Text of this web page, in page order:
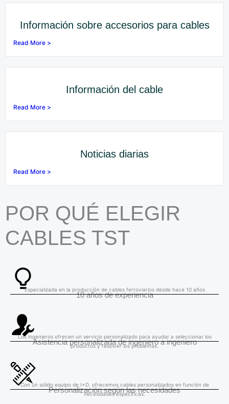
Información sobre accesorios para cables
Read More >
Información del cable
Read More >
Noticias diarias
Read More >
POR QUÉ ELEGIR
CABLES TST
10 años de experiencia
Especializada en la producción de cables ferroviarios desde hace 10 años
Asistencia personalizada de ingeniero a ingeniero
Los ingenieros ofrecen un servicio personalizado para ayudar a seleccionar los
productos y resolver los problemas.
Personalización según las necesidades
Con un sólido equipo de I+D, ofrecemos cables personalizados en función de
necesidades específicas.